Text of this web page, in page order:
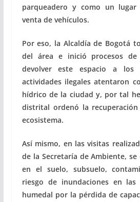
parqueadero y como un
venta de vehículos.
Por eso, la Alcaldía de Bogotá
del área e inició procesos de
devolver este espacio a los
actividades ilegales atentaron
hídrico de la ciudad y, por tal
distrital ordenó la
ecosistema.
Así mismo, en las visitas
de la Secretaría de Ambiente,
en el suelo, subsuelo,
riesgo de inundaciones en las
humedal por la pérdida de